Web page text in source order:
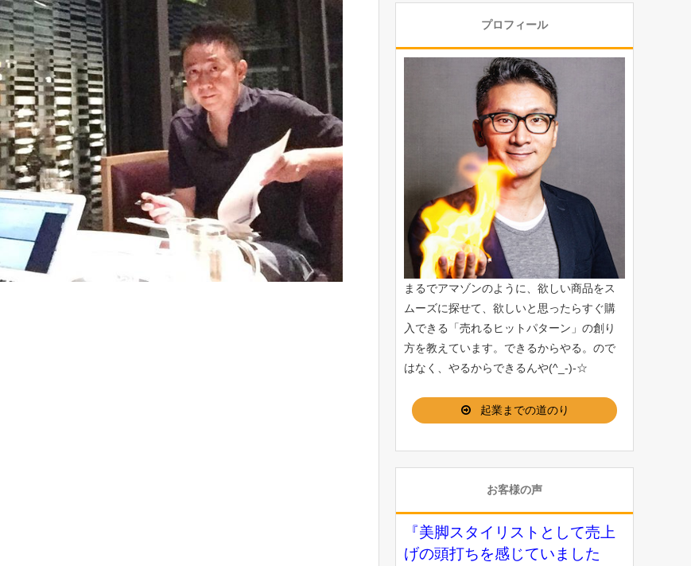
プロフィール
まるでアマゾンのように、欲しい商品をス
ムーズに探せて、欲しいと思ったらすぐ購
入できる「売れるヒットパターン 」の創り
方を教えています。できるからやる。ので
はなく、やるからできるんや(^_-)-☆
起業までの道のり
お客様の声
『美脚スタイリストとして売上
げの頭打ちを感じていました